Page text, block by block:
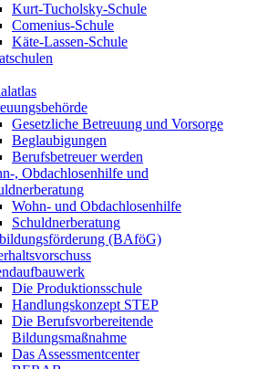
Kurt-Tucholsky-Schule
Comenius-Schule
Käte-Lassen-Schule
Gesetzliche Betreuung und Vorsorge
Beglaubigungen
Berufsbetreuer werden
, Obdachlosenhilfe und
Wohn- und Obdachlosenhilfe
Schuldnerberatung
(BAföG)
Die Produktionsschule
Handlungskonzept STEP
Die Berufsvorbereitende
Bildungsmaßnahme
Das Assessmentcenter